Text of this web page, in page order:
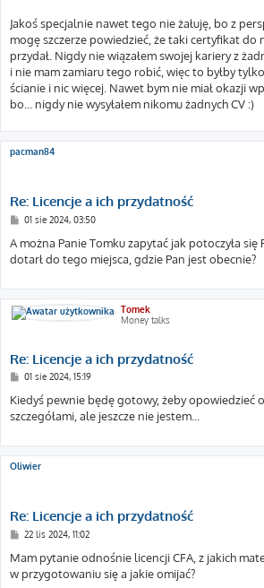
Jakoś specjalnie nawet tego nie żałuję, bo z
mogę szczerze powiedzieć, że taki certyfikat do
przydał. Nigdy nie wiązałem swojej kariery z
i nie mam zamiaru tego robić, więc to byłby
ścianie i nic więcej. Nawet bym nie miał okazji
bo... nigdy nie wysyłałem nikomu żadnych CV :)
pacman84
Re: Licencje a ich przydatność
P
s
t
01 sie 2024, 03:50
A można Panie Tomku zapytać jak potoczyła się
dotarł do tego miejsca, gdzie Pan jest obecnie?
Tomek
Money talks
Re: Licencje a ich przydatność
P
s
01 sie 2024, 15:19
Kiedyś pewnie będę gotowy, żeby opowiedzieć
szczegółami, ale jeszcze nie jestem...
Oliwier
Re: Licencje a ich przydatność
P
s
t
22 lis 2024, 11:02
Mam pytanie odnośnie licencji CFA, z jakich
w przygotowaniu się a jakie omijać?